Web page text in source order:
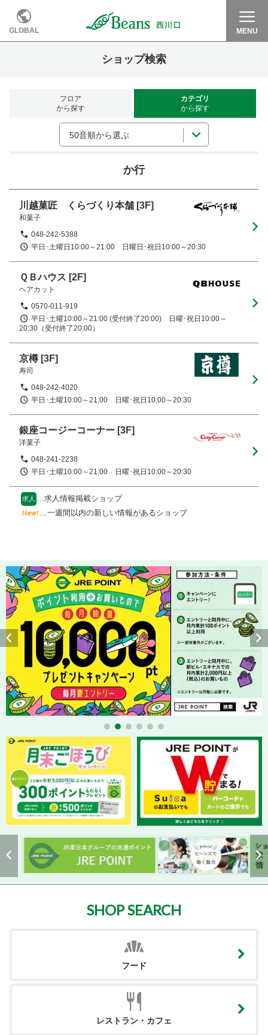
GLOBAL MENU
ショップ検索
フロア
から探す
カテゴリ
から探す
50音順から選ぶ
か行
川越菓匠 くらづくり本舗 [3F]
和菓子
048-242-5388
平日･土曜日10:00～21:00　日曜日･祝日10:00～20:30
ＱＢハウス [2F]
ヘアカット
0570-011-919
平日･土曜10:00～21:00 (受付終了20:00)　日曜･祝日10:00～
20:30（受付終了20:00）
京樽 [3F]
寿司
048-242-4020
平日･土曜10:00～21:00　日曜･祝日10:00～20:30
銀座コージーコーナー [3F]
洋菓子
048-241-2238
平日･土曜10:00～21:00　日曜･祝日10:00～20:30
求人 …求人情報掲載ショップ
New! …一週間以内の新しい情報があるショップ
SHOP SEARCH
フード
レストラン・カフェ